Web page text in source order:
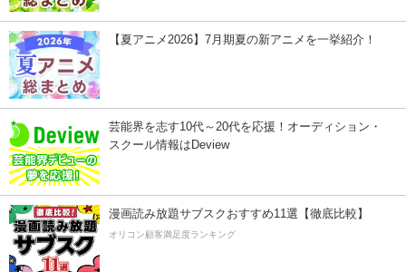
【夏アニメ2026】7月期夏の新アニメを一挙紹介！
芸能界を志す10代～20代を応援！オーディション・
スクール情報はDeview
漫画読み放題サブスクおすすめ11選【徹底比較】
オリコン顧客満足度ランキング